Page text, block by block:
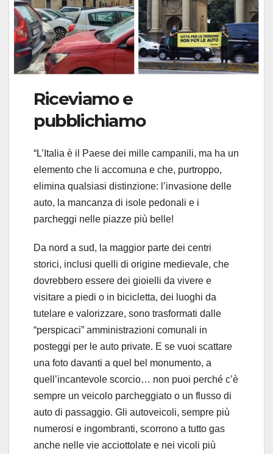
Riceviamo e
pubblichiamo
“L’Italia è il Paese dei mille campanili, ma ha un
elemento che li accomuna e che, purtroppo,
elimina qualsiasi distinzione: l’invasione delle
auto, la mancanza di isole pedonali e i
parcheggi nelle piazze più belle!
Da nord a sud, la maggior parte dei centri
storici, inclusi quelli di origine medievale, che
dovrebbero essere dei gioielli da vivere e
visitare a piedi o in bicicletta, dei luoghi da
tutelare e valorizzare, sono trasformati dalle
“perspicaci” amministrazioni comunali in
posteggi per le auto private. E se vuoi scattare
una foto davanti a quel bel monumento, a
quell’incantevole scorcio… non puoi perché c’è
sempre un veicolo parcheggiato o un flusso di
auto di passaggio. Gli autoveicoli, sempre più
numerosi e ingombranti, scorrono a tutto gas
anche nelle vie acciottolate e nei vicoli più